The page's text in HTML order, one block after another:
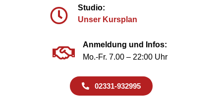
Studio:
Unser Kursplan
Anmeldung und Infos:
Mo.-Fr. 7.00 – 22:00 Uhr
02331-932995